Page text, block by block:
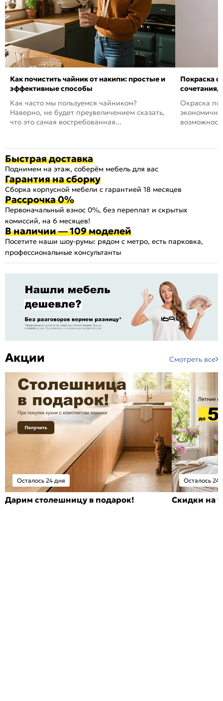
Как почистить чайник от накипи: простые и
эффективные способы
Как часто мы пользуемся чайником?
Наверно, не будет преувеличением сказать,
что это самая востребованная...
Покраска
сочетания,
Окраска
Быстрая доставка
Поднимем на этаж, соберём мебель для вас
Гарантия на сборку
Сборка корпусной мебели с гарантией 18 месяцев
Рассрочка 0%
Первоначальный взнос 0%, без переплат и скрытых
комиссий, на 6 месяцев!
В наличии — 109 моделей
Посетите наши шоу-румы: рядом с метро, есть парковка,
профессиональные консультанты
Акции Смотреть все
Осталось 24 дня
Дарим столешницу в подарок!
Осталось 24
Скидки на